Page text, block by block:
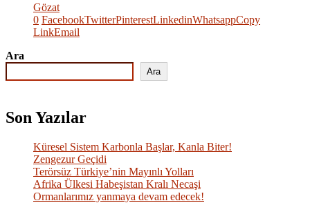
Gözat
0 FacebookTwitterPinterestLinkedinWhatsappCopy
LinkEmail
Ara
Ara
Son Yazılar
Küresel Sistem Karbonla Başlar, Kanla Biter!
Zengezur Geçidi
Terörsüz Türkiye’nin Mayınlı Yolları
Afrika Ülkesi Habeşistan Kralı Necaşi
Ormanlarımız yanmaya devam edecek!